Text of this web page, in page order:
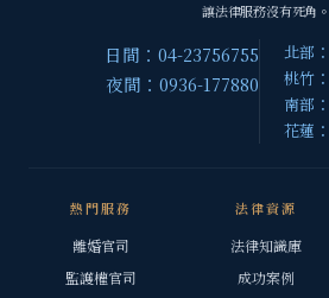
讓法律服務沒有死角。
日間：04-23756755
夜間：0936-177880
北部
桃竹
南部
花蓮
熱門服務
離婚官司
監護權官司
法律資源
法律知識庫
成功案例